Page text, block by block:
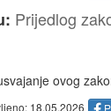
Prijedlog
ovog
18.05.2026